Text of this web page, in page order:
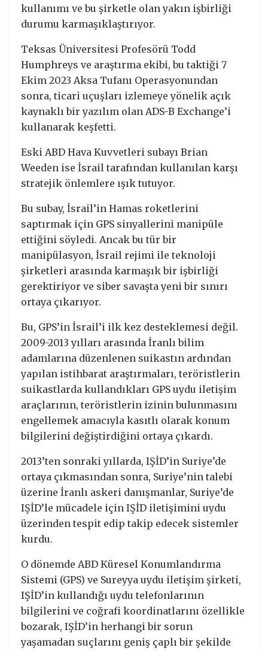
kullanımı ve bu şirketle olan yakın işbirliği
durumu karmaşıklaştırıyor.
Teksas Üniversitesi Profesörü Todd
Humphreys ve araştırma ekibi, bu taktiği 7
Ekim 2023 Aksa Tufanı Operasyonundan
sonra, ticari uçuşları izlemeye yönelik açık
kaynaklı bir yazılım olan ADS-B Exchange’i
kullanarak keşfetti.
Eski ABD Hava Kuvvetleri subayı Brian
Weeden ise İsrail tarafından kullanılan karşı
stratejik önlemlere ışık tutuyor.
Bu subay, İsrail’in Hamas roketlerini
saptırmak için GPS sinyallerini manipüle
ettiğini söyledi. Ancak bu tür bir
manipülasyon, İsrail rejimi ile teknoloji
şirketleri arasında karmaşık bir işbirliği
gerektiriyor ve siber savaşta yeni bir sınırı
ortaya çıkarıyor.
Bu, GPS’in İsrail’i ilk kez desteklemesi değil.
2009-2013 yılları arasında İranlı bilim
adamlarına düzenlenen suikastın ardından
yapılan istihbarat araştırmaları, teröristlerin
suikastlarda kullandıkları GPS uydu iletişim
araçlarının, teröristlerin izinin bulunmasını
engellemek amacıyla kasıtlı olarak konum
bilgilerini değiştirdiğini ortaya çıkardı.
2013’ten sonraki yıllarda, IŞİD’in Suriye’de
ortaya çıkmasından sonra, Suriye’nin talebi
üzerine İranlı askeri danışmanlar, Suriye’de
IŞİD’le mücadele için IŞİD iletişimini uydu
üzerinden tespit edip takip edecek sistemler
kurdu.
O dönemde ABD Küresel Konumlandırma
Sistemi (GPS) ve Sureyya uydu iletişim şirketi,
IŞİD’in kullandığı uydu telefonlarının
bilgilerini ve coğrafi koordinatlarını özellikle
bozarak, IŞİD’in herhangi bir sorun
yaşamadan suçlarını geniş çaplı bir şekilde